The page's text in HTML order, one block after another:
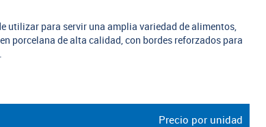
utilizar para servir una amplia variedad de alimentos,
porcelana de alta calidad, con bordes reforzados para
Precio por unidad